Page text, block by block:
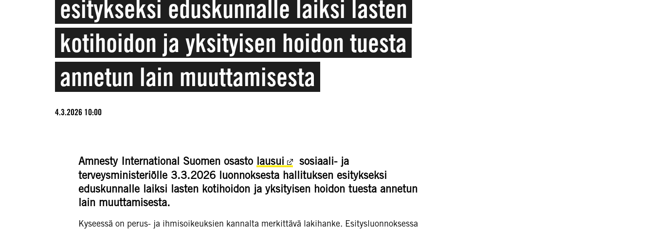
esitykseksi eduskunnalle laiksi lasten
kotihoidon ja yksityisen hoidon tuesta
annetun lain muuttamisesta
4.3.2026 10:00
Amnesty International Suomen osasto lausui
sosiaali- ja
terveysministeriölle 3.3.2026 luonnoksesta hallituksen esitykseksi
eduskunnalle laiksi lasten kotihoidon ja yksityisen hoidon tuesta annetun
lain muuttamisesta.
Kyseessä on perus- ja ihmisoikeuksien kannalta merkittävä lakihanke. Esitysluonnoksessa